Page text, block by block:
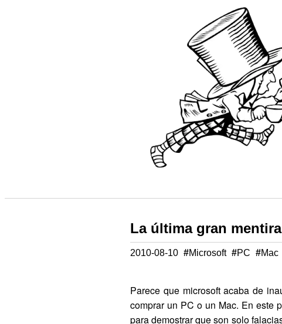
La última gran
2010-08-10 #Microsoft #PC #Mac
Parece que microsoft acaba de
comprar un PC o un Mac. En este
para demostrar que son solo